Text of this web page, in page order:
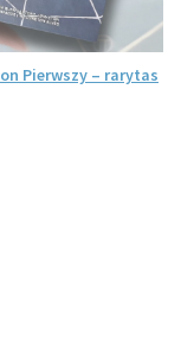
Pierwszy – rarytas